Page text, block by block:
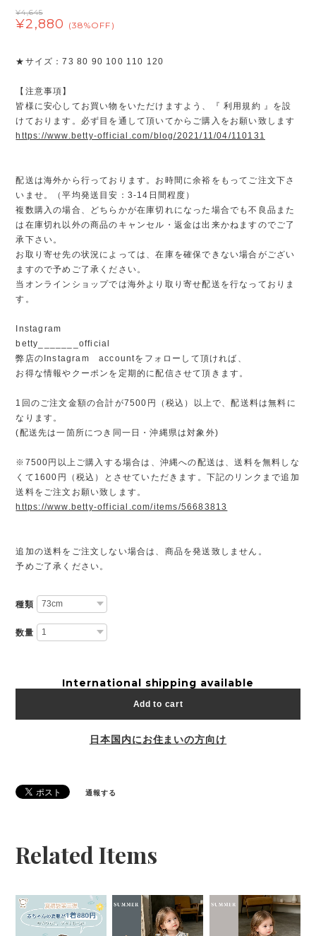
¥4,645
¥2,880 (38%OFF)
★サイズ：73 80 90 100 110 120
【注意事項】
皆様に安心してお買い物をいただけますよう、『 利用規約 』を設
けております。必ず目を通して頂いてからご購入をお願い致します
https://www.betty-official.com/blog/2021/11/04/110131
配送は海外から行っております。お時間に余裕をもってご注文下さ
いませ。（平均発送目安：3-14日間程度）
複数購入の場合、どちらかが在庫切れになった場合でも不良品また
は在庫切れ以外の商品のキャンセル・返金は出来かねますのでご了
承下さい。
お取り寄せ先の状況によっては、在庫を確保できない場合がござい
ますので予めご了承ください。
当オンラインショップでは海外より取り寄せ配送を行なっておりま
す。
Instagram
betty_______official
弊店のInstagram accountをフォローして頂ければ、
お得な情報やクーポンを定期的に配信させて頂きます。
1回のご注文金額の合計が7500円（税込）以上で、配送料は無料に
なります。
(配送先は一箇所につき同一日・沖縄県は対象外)
※7500円以上ご購入する場合は、沖縄への配送は、送料を無料しな
くて1600円（税込）とさせていただきます。下記のリンクまで追加
送料をご注文お願い致します。
https://www.betty-official.com/items/56683813
追加の送料をご注文しない場合は、商品を発送致しません。
予めご了承ください。
種類
数量
International shipping available
Add to cart
日本国内にお住まいの方向け
通報する
Related Items